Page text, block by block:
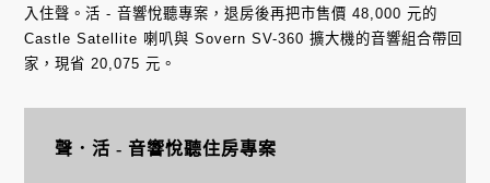
入住聲。活 - 音響悅聽專案，退房後再把市售價 48,000 元的
Castle Satellite 喇叭與 Sovern SV-360 擴大機的音響組合帶回
家，現省 20,075 元。
聲．活 - 音響悅聽住房專案